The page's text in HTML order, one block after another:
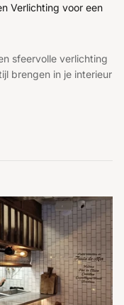
Verlichting voor een
sfeervolle verlichting
brengen in je interieur